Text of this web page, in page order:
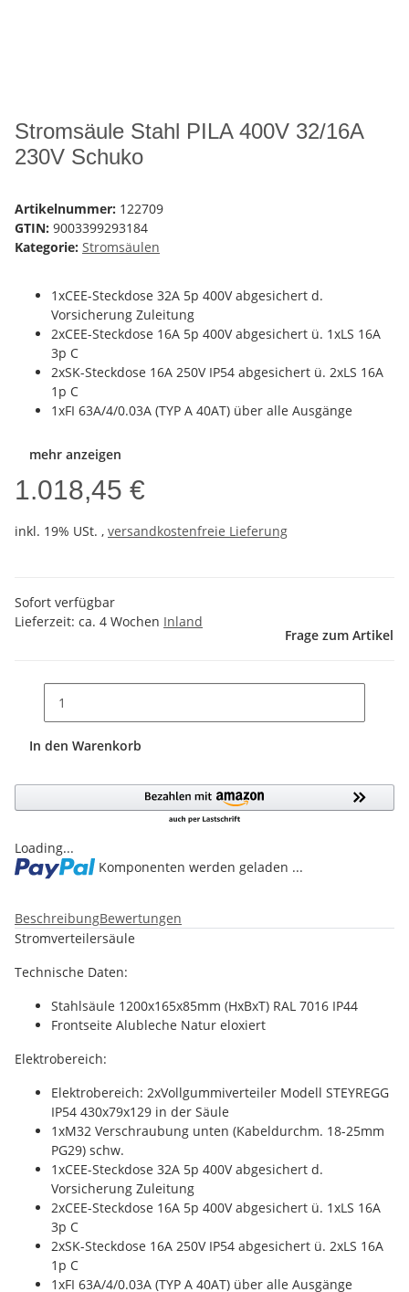
Stromsäule Stahl PILA 400V 32/16A
230V Schuko
Artikelnummer: 122709
GTIN: 9003399293184
Kategorie: Stromsäulen
1xCEE-Steckdose 32A 5p 400V abgesichert d.
Vorsicherung Zuleitung
2xCEE-Steckdose 16A 5p 400V abgesichert ü. 1xLS 16A
3p C
2xSK-Steckdose 16A 250V IP54 abgesichert ü. 2xLS 16A
1p C
1xFI 63A/4/0.03A (TYP A 40AT) über alle Ausgänge
mehr anzeigen
1.018,45 €
inkl. 19% USt. , versandkostenfreie Lieferung
Sofort verfügbar
Lieferzeit: ca. 4 Wochen Inland
Frage zum Artikel
In den Warenkorb
Loading...
Komponenten werden geladen ...
BeschreibungBewertungen
Stromverteilersäule
Technische Daten:
Stahlsäule 1200x165x85mm (HxBxT) RAL 7016 IP44
Frontseite Alubleche Natur eloxiert
Elektrobereich:
Elektrobereich: 2xVollgummiverteiler Modell STEYREGG
IP54 430x79x129 in der Säule
1xM32 Verschraubung unten (Kabeldurchm. 18-25mm
PG29) schw.
1xCEE-Steckdose 32A 5p 400V abgesichert d.
Vorsicherung Zuleitung
2xCEE-Steckdose 16A 5p 400V abgesichert ü. 1xLS 16A
3p C
2xSK-Steckdose 16A 250V IP54 abgesichert ü. 2xLS 16A
1p C
1xFI 63A/4/0.03A (TYP A 40AT) über alle Ausgänge